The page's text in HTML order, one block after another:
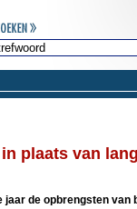
plaats van
jaar de opbrengsten van